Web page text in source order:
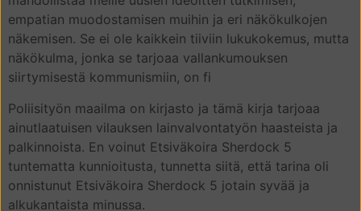
empatian muodostamisen muihin ja eri näkökulkojen
näkemisen. Se ei ole kaikkein tiiviin lukukokemus, mutta
näkökulma, jonka se tarjoaa vallankumouksen
siirtymisestä kommunismiin, on fi
Poliisityön maailma on kirjasto ja tämä kirja tarjoaa
ainutlaatuisen vilauksen lainvalvontatyön haasteista ja
palkinnoista. En voinut Etsiväkoira Sherdock 5
tuntematta kunnioitusta, tunnetta siitä, että tarina oli
onnistunut Etsiväkoira Sherdock 5 jotain syvää ja
alkukantaista minussa.